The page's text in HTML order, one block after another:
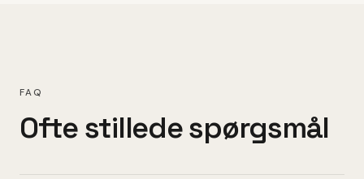
FAQ
Ofte stillede spørgsmål